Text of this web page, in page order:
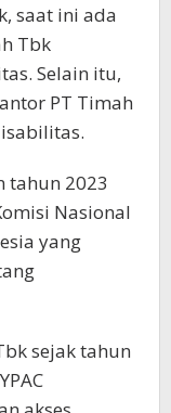
saat ini ada
Tbk
Selain itu,
PT Timah
tahun 2023
Nasional
yang
sejak tahun